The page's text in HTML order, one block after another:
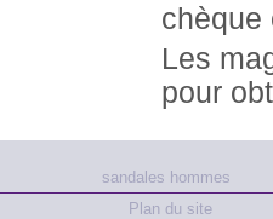
chèque
Les
pour
sandales hommes
Plan du site